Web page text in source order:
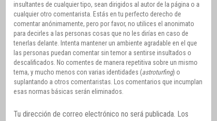
insultantes de cualquier tipo, sean dirigidos al autor de la página o a
cualquier otro comentarista. Estás en tu perfecto derecho de
comentar anónimamente, pero por favor, no utilices el anonimato
para decirles a las personas cosas que no les dirías en caso de
tenerlas delante. Intenta mantener un ambiente agradable en el que
las personas puedan comentar sin temor a sentirse insultados o
descalificados. No comentes de manera repetitiva sobre un mismo
tema, y mucho menos con varias identidades (astroturfing) o
suplantando a otros comentaristas. Los comentarios que incumplan
esas normas básicas serán eliminados.
Tu dirección de correo electrónico no será publicada. Los